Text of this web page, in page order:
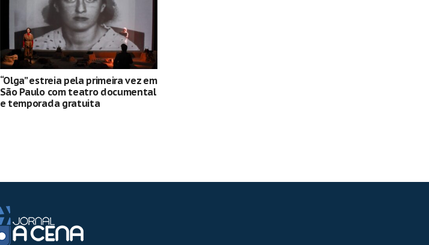
“Olga” estreia pela primeira vez em
São Paulo com teatro documental
e temporada gratuita